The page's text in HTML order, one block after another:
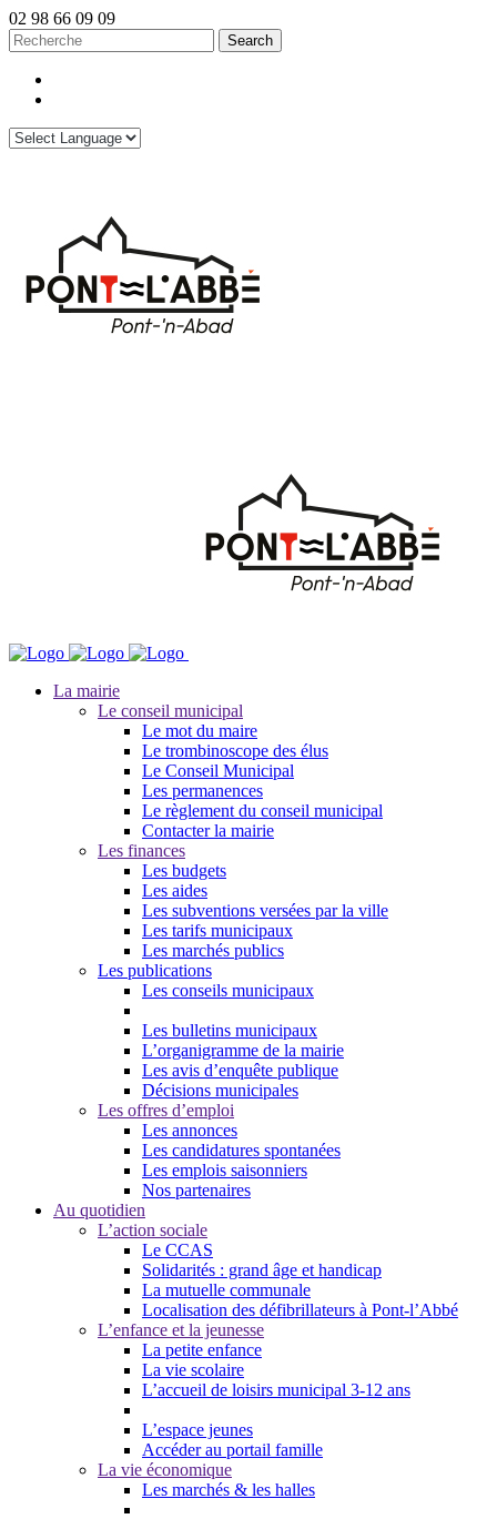
02 98 66 09 09
La mairie
Le conseil municipal
Le mot du maire
Le trombinoscope des élus
Le Conseil Municipal
Les permanences
Le règlement du conseil municipal
Contacter la mairie
Les finances
Les budgets
Les aides
Les subventions versées par la ville
Les tarifs municipaux
Les marchés publics
Les publications
Les conseils municipaux
Les bulletins municipaux
L’organigramme de la mairie
Les avis d’enquête publique
Décisions municipales
Les offres d’emploi
Les annonces
Les candidatures spontanées
Les emplois saisonniers
Nos partenaires
Au quotidien
L’action sociale
Le CCAS
Solidarités : grand âge et handicap
La mutuelle communale
Localisation des défibrillateurs à Pont-l’Abbé
L’enfance et la jeunesse
La petite enfance
La vie scolaire
L’accueil de loisirs municipal 3-12 ans
L’espace jeunes
Accéder au portail famille
La vie économique
Les marchés & les halles